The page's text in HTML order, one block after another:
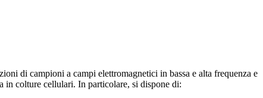
di campioni a campi elettromagnetici in bassa e alta frequenza e
in colture cellulari. In particolare, si dispone di: